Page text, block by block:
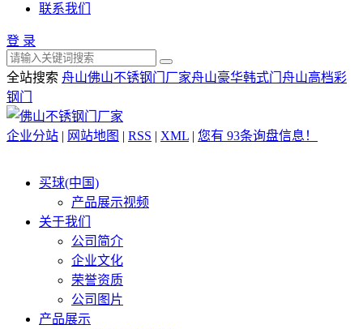
联系我们
登 录
全站搜索 舟山佛山不锈钢门厂家舟山豪华韩式门 舟山高档彩
钢门
企业分站 | 网站地图 | RSS | XML | 您有 93条询盘信息！
买球(中国)
产品展示视频
关于我们
公司简介
企业文化
荣誉资质
公司图片
产品展示